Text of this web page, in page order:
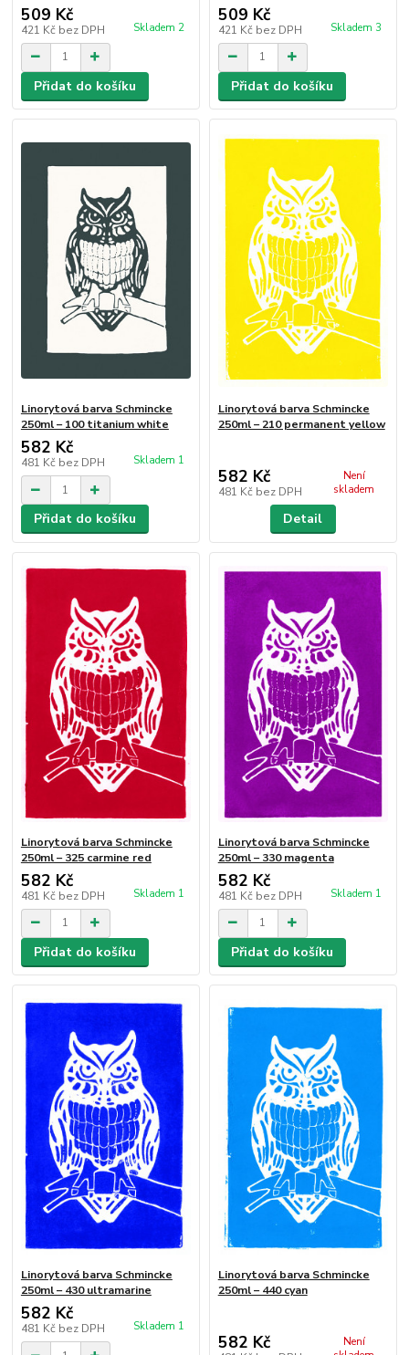
509 Kč
421 Kč bez DPH Skladem 2
Přidat do košíku
509 Kč
421 Kč bez DPH Skladem 3
Přidat do košíku
Linorytová barva Schmincke
250ml – 100 titanium white
582 Kč
481 Kč bez DPH Skladem 1
Přidat do košíku
Linorytová barva Schmincke
250ml – 210 permanent yellow
582 Kč
481 Kč bez DPH
Není
skladem
Detail
Linorytová barva Schmincke
250ml – 325 carmine red
582 Kč
481 Kč bez DPH Skladem 1
Přidat do košíku
Linorytová barva Schmincke
250ml – 330 magenta
582 Kč
481 Kč bez DPH Skladem 1
Přidat do košíku
Linorytová barva Schmincke
250ml – 430 ultramarine
582 Kč
481 Kč bez DPH Skladem 1
Linorytová barva Schmincke
250ml – 440 cyan
582 Kč
Není